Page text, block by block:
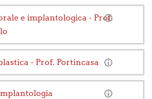
e implantologica - Prof.
- Prof. Portincasa